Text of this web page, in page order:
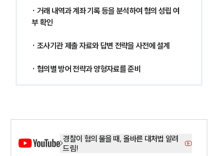
· 거래 내역과 계좌 기록 등을 분석하여 혐의 성립 여
부 확인
· 조사기관 제출 자료와 답변 전략을 사전에 설계
· 혐의별 방어 전략과 양형자료를 준비
경찰이 혐의 물을 때, 올바른 대처법 알려
드림!